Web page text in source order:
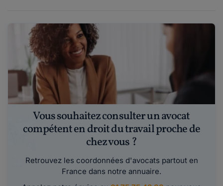
Vous souhaitez consulter un avocat
compétent en droit du travail proche de
chez vous ?
Retrouvez les coordonnées d'avocats partout en
France dans notre annuaire.